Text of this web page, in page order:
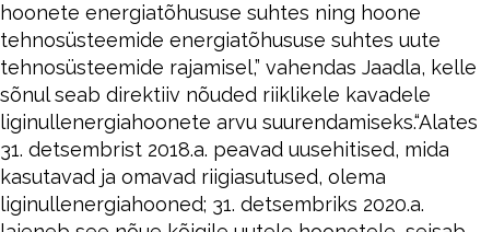
hoonete energiatõhususe suhtes ning hoone
tehnosüsteemide energiatõhususe suhtes uute
tehnosüsteemide rajamisel,” vahendas Jaadla, kelle
sõnul seab direktiiv nõuded riiklikele kavadele
liginullenergiahoonete arvu suurendamiseks.“Alates
31. detsembrist 2018.a. peavad uusehitised, mida
kasutavad ja omavad riigiasutused, olema
liginullenergiahooned; 31. detsembriks 2020.a.